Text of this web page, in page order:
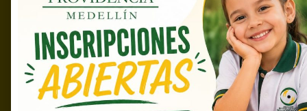
Fomentamos una relación cercana y colaborativa
entre estudiantes, docentes y familias, creando un
ambiente de confianza y apoyo mutuo que enriquece
el proceso de aprendizaje y fortalece los vínculos
sociales.